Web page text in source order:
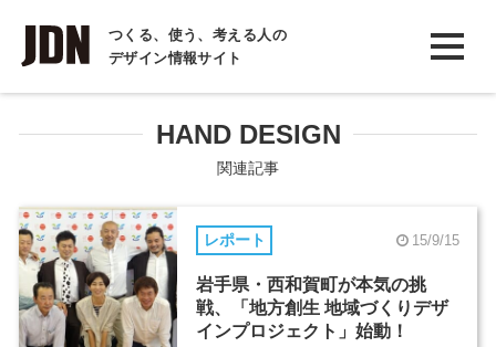
つくる、使う、考える人の
デザイン情報サイト
INTERVIEW
インタビュー
REPORT
COLUMN
コラム
HAND DESIGN
関連記事
レポート 15/9/15
岩手県・西和賀町が本気の挑
戦、「地方創生 地域づくりデザ
インプロジェクト」始動！